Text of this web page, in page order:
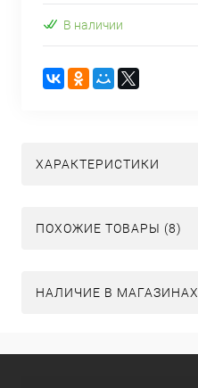
В наличии
ХАРАКТЕРИСТИКИ
ПОХОЖИЕ ТОВАРЫ (8)
НАЛИЧИЕ В МАГАЗИНАХ